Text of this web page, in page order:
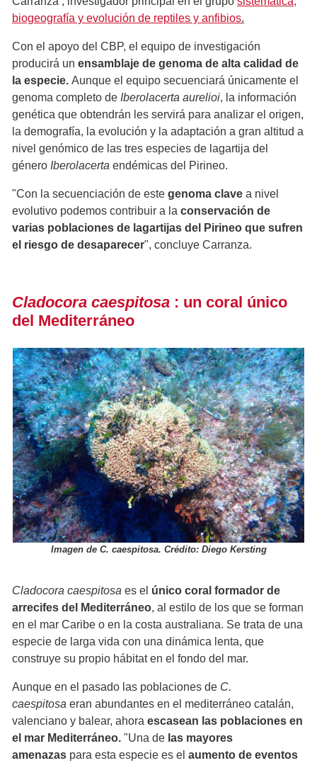
biogeografía y evolución de reptiles y anfibios.
Con el apoyo del CBP, el equipo de investigación
producirá un ensamblaje de genoma de alta calidad de
la especie. Aunque el equipo secuenciará únicamente el
genoma completo de Iberolacerta aurelioi, la información
genética que obtendrán les servirá para analizar el origen,
la demografía, la evolución y la adaptación a gran altitud a
nivel genómico de las tres especies de lagartija del
género Iberolacerta endémicas del Pirineo.
"Con la secuenciación de este genoma clave a nivel
evolutivo podemos contribuir a la conservación de
varias poblaciones de lagartijas del Pirineo que sufren
el riesgo de desaparecer", concluye Carranza.
Cladocora caespitosa : un coral único
del Mediterráneo
Imagen de C. caespitosa. Crédito: Diego Kersting
Cladocora caespitosa es el único coral formador de
arrecifes del Mediterráneo, al estilo de los que se forman
en el mar Caribe o en la costa australiana. Se trata de una
especie de larga vida con una dinámica lenta, que
construye su propio hábitat en el fondo del mar.
Aunque en el pasado las poblaciones de C.
caespitosa eran abundantes en el mediterráneo catalán,
valenciano y balear, ahora escasean las poblaciones en
el mar Mediterráneo. "Una de las mayores
amenazas para esta especie es el aumento de eventos